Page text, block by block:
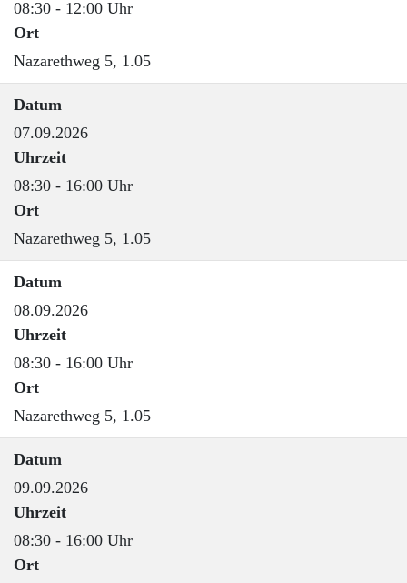
08:30 - 12:00 Uhr
Ort
Nazarethweg 5, 1.05
Datum
07.09.2026
Uhrzeit
08:30 - 16:00 Uhr
Ort
Nazarethweg 5, 1.05
Datum
08.09.2026
Uhrzeit
08:30 - 16:00 Uhr
Ort
Nazarethweg 5, 1.05
Datum
09.09.2026
Uhrzeit
08:30 - 16:00 Uhr
Ort